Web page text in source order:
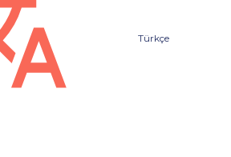
Türkçe